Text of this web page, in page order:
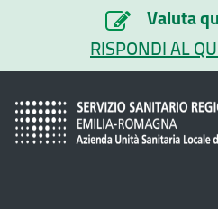
Valuta
RISPONDI AL